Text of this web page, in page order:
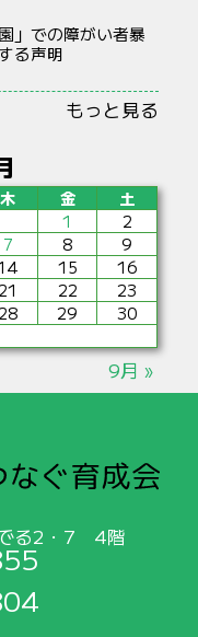
」での障がい者暴
る声明
もっと見る
木 金
土
1
2
7 8
9
15
16
22
23
29
30
9月 »
でる2・7 4階